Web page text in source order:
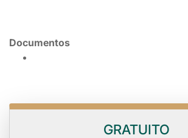
Documentos
GRATUITO